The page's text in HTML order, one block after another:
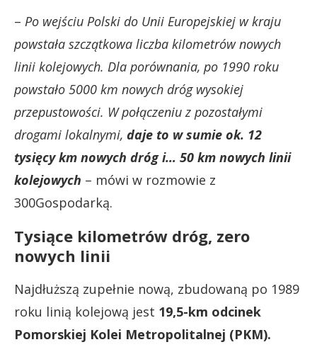
– Po wejściu Polski do Unii Europejskiej w kraju
powstała szczątkowa liczba kilometrów nowych
linii kolejowych. Dla porównania, po 1990 roku
powstało 5000 km nowych dróg wysokiej
przepustowości. W połączeniu z pozostałymi
drogami lokalnymi, daje to w sumie ok. 12
tysięcy km nowych dróg i… 50 km nowych linii
kolejowych – mówi w rozmowie z
300Gospodarką.
Tysiące kilometrów dróg, zero
nowych linii
Najdłuższą zupełnie nową, zbudowaną po 1989
roku linią kolejową jest 19,5-km odcinek
Pomorskiej Kolei Metropolitalnej (PKM).